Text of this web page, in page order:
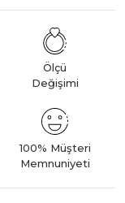
Ölçü
Değişimi
100% Müşteri
Memnuniyeti